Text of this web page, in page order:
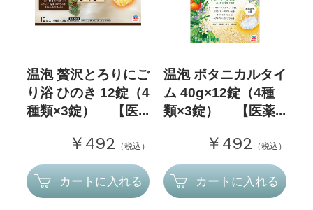
温泡 贅沢とろりにご
り浴 ひのき 12錠（4
種類×3錠） 【医...
￥492 （税込）
カートに入れる
温泡 ボタニカルタイ
ム 40g×12錠（4種
類×3錠） 【医薬...
￥492 （税込）
カートに入れる